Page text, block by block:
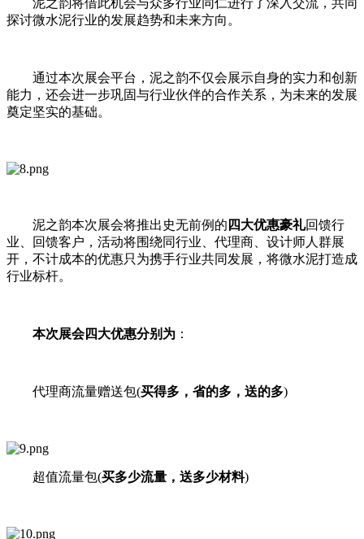
泥之韵将借此机会与众多行业同仁进行了深入交流，共同
探讨微水泥行业的发展趋势和未来方向。
通过本次展会平台，泥之韵不仅会展示自身的实力和创新
能力，还会进一步巩固与行业伙伴的合作关系，为未来的发展
奠定坚实的基础。
泥之韵本次展会将推出史无前例的 四大优惠豪礼回馈行
业、回馈客户，活动将围绕同行业、代理商、设计师人群展
开，不计成本的优惠只为携手行业共同发展，将微水泥打造成
行业标杆。
本次展会四大优惠分别为 ：
代理商流量赠送包(买得多，省的多，送的多)
超值流量包(买多少流量，送多少材料)